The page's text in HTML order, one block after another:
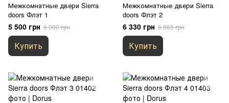
Межкомнатные двери Sierra
doors Флэт 1
5 500 грн 6 000 грн
Купить
Межкомнатные двери Sierra
doors Флэт 2
6 330 грн 6 665 грн
Купить